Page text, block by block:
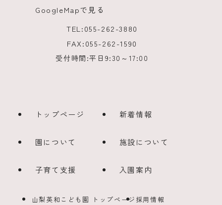
GoogleMapで見る
TEL:055-262-3880
FAX:055-262-1590
受付時間:平日9:30～17:00
トップページ 新着情報
園について 施設について
子育て支援 入園案内
山梨英和こども園 トップページ 採用情報